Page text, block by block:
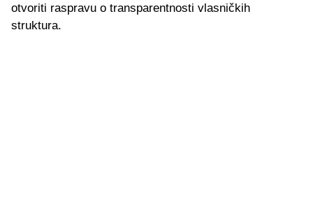
otvoriti raspravu o transparentnosti vlasničkih
struktura.